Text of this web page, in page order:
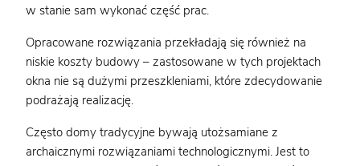
w stanie sam wykonać część prac.
Opracowane rozwiązania przekładają się również na
niskie koszty budowy – zastosowane w tych projektach
okna nie są dużymi przeszkleniami, które zdecydowanie
podrażają realizację.
Często domy tradycyjne bywają utożsamiane z
archaicznymi rozwiązaniami technologicznymi. Jest to